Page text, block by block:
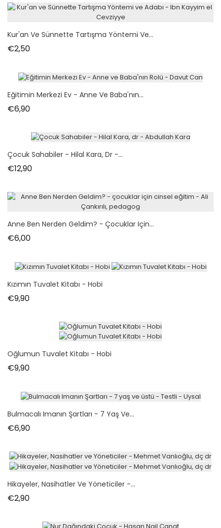
Kur'an Ve Sünnette Tartışma Yöntemi Ve...
€2,50Fiyat
Eğitimin Merkezi Ev - Anne Ve Baba'nın...
€6,90Fiyat
Çocuk Sahabiler - Hilal Kara, Dr -...
€12,90Fiyat
Anne Ben Nerden Geldim? - Çocuklar Için...
€6,00Fiyat
Kızımın Tuvalet Kitabı - Hobi
€9,90Fiyat
Oğlumun Tuvalet Kitabı - Hobi
€9,90Fiyat
Bulmacalı Imanın Şartları - 7 Yaş Ve...
€6,90Fiyat
Hikayeler, Nasihatler Ve Yöneticiler -...
€2,90Fiyat